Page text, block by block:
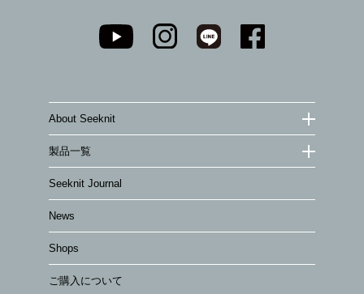
About Seeknit
製品一覧
Seeknit Journal
News
Shops
ご購入について